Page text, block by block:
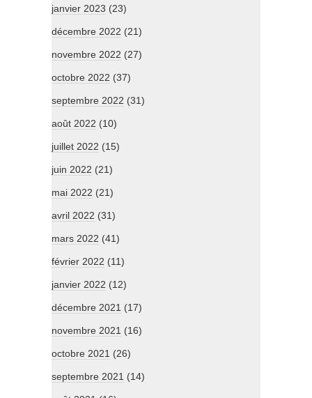
janvier 2023 (23)
décembre 2022 (21)
novembre 2022 (27)
octobre 2022 (37)
septembre 2022 (31)
août 2022 (10)
juillet 2022 (15)
juin 2022 (21)
mai 2022 (21)
avril 2022 (31)
mars 2022 (41)
février 2022 (11)
janvier 2022 (12)
décembre 2021 (17)
novembre 2021 (16)
octobre 2021 (26)
septembre 2021 (14)